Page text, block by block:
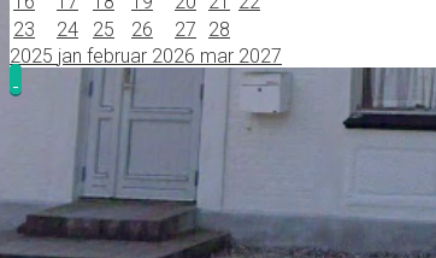
23
24 25 26 27
28
2025 jan februar 2026 mar 2027